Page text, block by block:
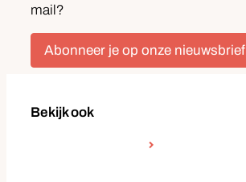
mail?
Abonneer je op onze nieuwsbrief
Bekijk ook